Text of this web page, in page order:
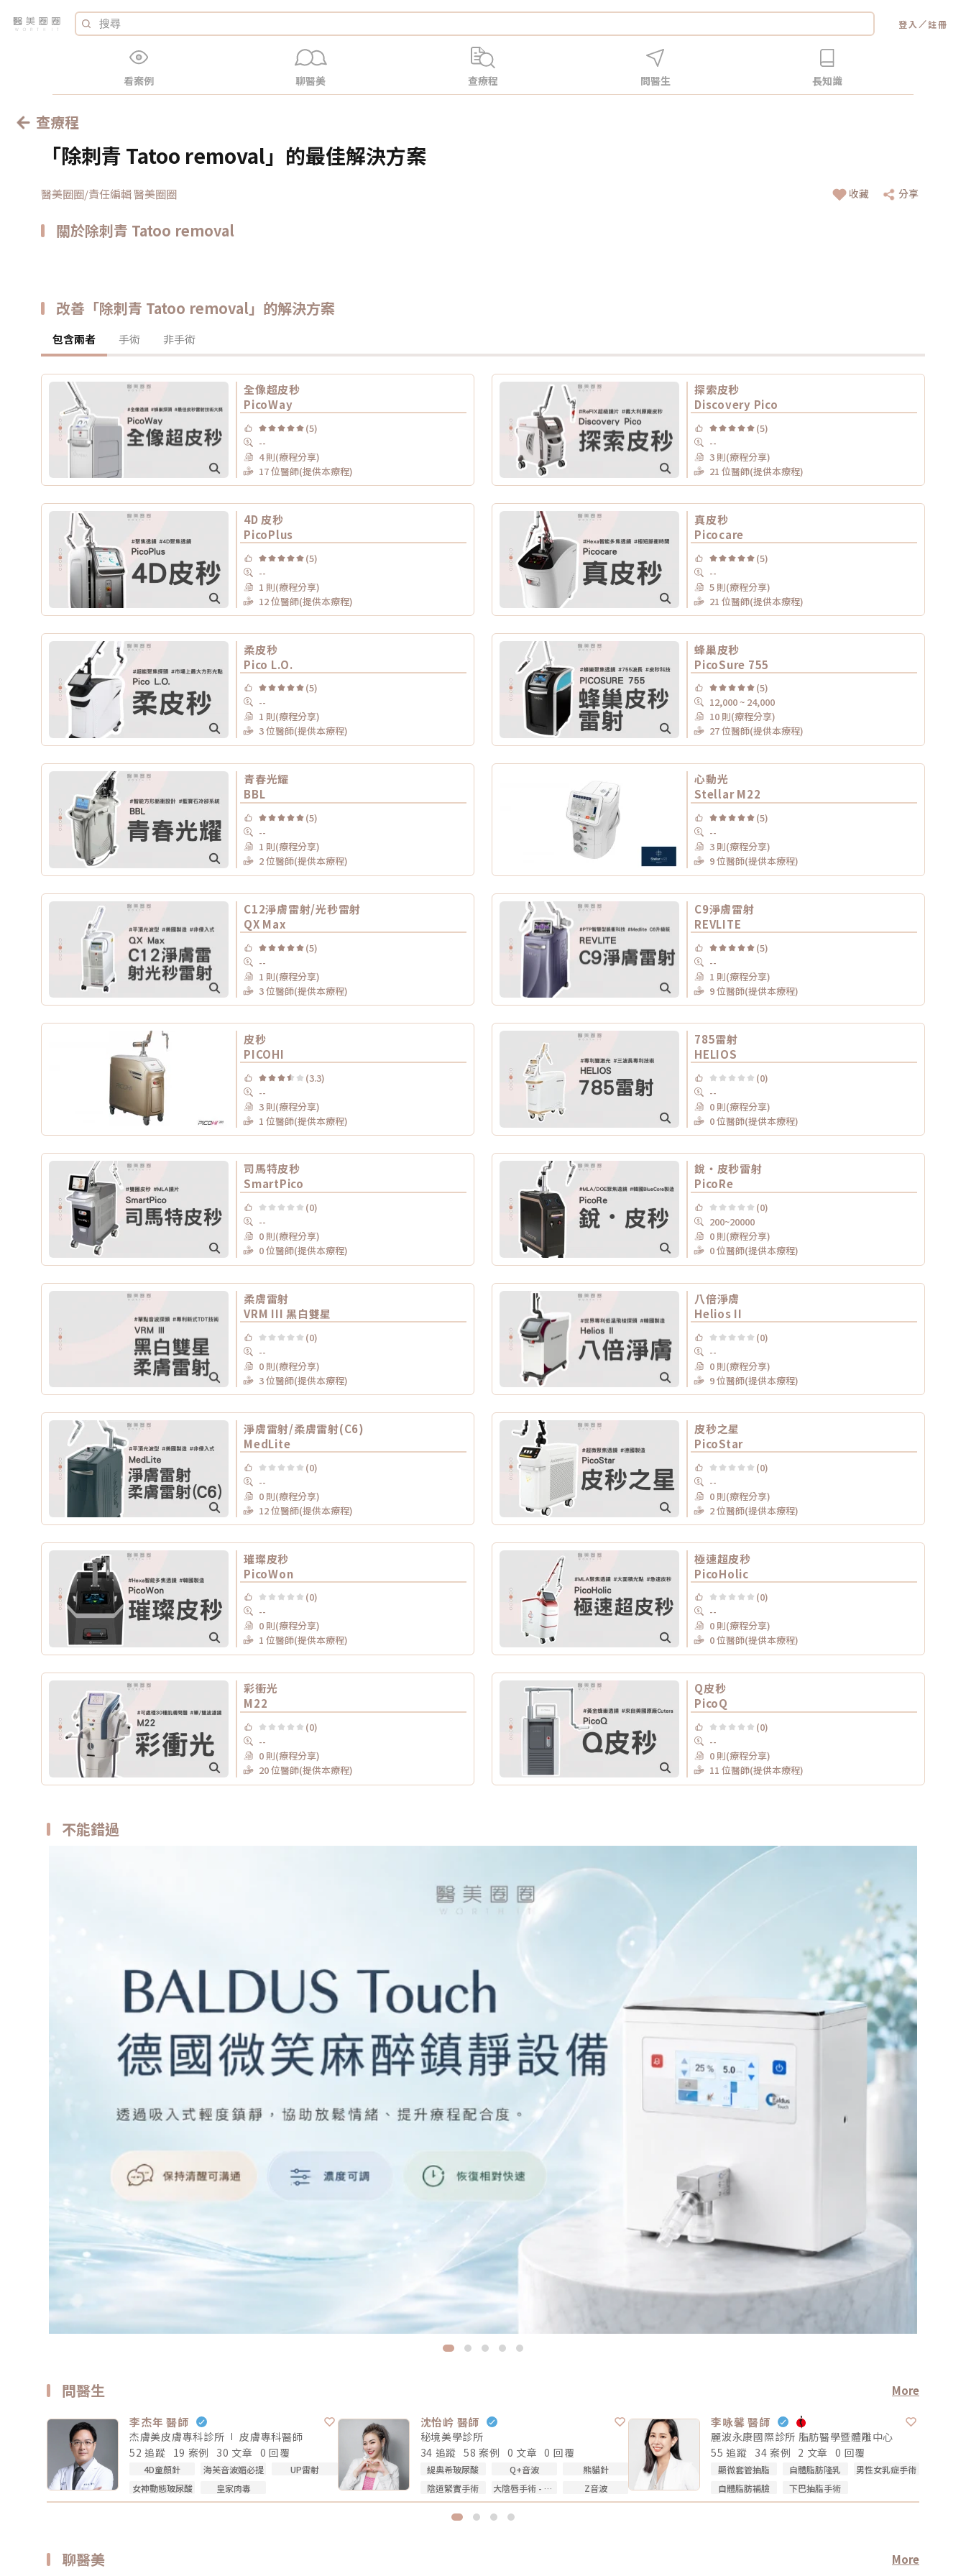
登入 ／註冊
看案例 聊醫美 查療程 問醫生 長知識
查療程
「除刺青 Tatoo removal」的最佳解決方案
醫美圈圈/責任編輯 醫美圈圈 收藏 分享
關於除刺青 Tatoo removal
改善「除刺青 Tatoo removal」的解決方案
包含兩者 手術 非手術
全像超皮秒
PicoWay
(5)
--
4 則(療程分享)
17 位醫師(提供本療程)
探索皮秒
Discovery Pico
(5)
--
3 則(療程分享)
21 位醫師(提供本療程)
4D 皮秒
PicoPlus
(5)
--
1 則(療程分享)
12 位醫師(提供本療程)
真皮秒
Picocare
(5)
--
5 則(療程分享)
21 位醫師(提供本療程)
柔皮秒
Pico L.O.
(5)
--
1 則(療程分享)
3 位醫師(提供本療程)
蜂巢皮秒
PicoSure 755
(5)
12,000 ~ 24,000
10 則(療程分享)
27 位醫師(提供本療程)
青春光耀
BBL
(5)
--
1 則(療程分享)
2 位醫師(提供本療程)
心動光
Stellar M22
(5)
--
3 則(療程分享)
9 位醫師(提供本療程)
C12淨膚雷射/光秒雷射
QX Max
(5)
--
1 則(療程分享)
3 位醫師(提供本療程)
C9淨膚雷射
REVLITE
(5)
--
1 則(療程分享)
9 位醫師(提供本療程)
皮秒
PICOHI
(3.3)
--
3 則(療程分享)
1 位醫師(提供本療程)
785雷射
HELIOS
(0)
--
0 則(療程分享)
0 位醫師(提供本療程)
司馬特皮秒
SmartPico
(0)
--
0 則(療程分享)
0 位醫師(提供本療程)
銳・皮秒雷射
PicoRe
(0)
200~20000
0 則(療程分享)
0 位醫師(提供本療程)
柔膚雷射
VRM III 黑白雙星
(0)
--
0 則(療程分享)
3 位醫師(提供本療程)
八倍淨膚
Helios II
(0)
--
0 則(療程分享)
9 位醫師(提供本療程)
淨膚雷射/柔膚雷射(C6)
MedLite
(0)
--
0 則(療程分享)
12 位醫師(提供本療程)
皮秒之星
PicoStar
(0)
--
0 則(療程分享)
2 位醫師(提供本療程)
璀璨皮秒
PicoWon
(0)
--
0 則(療程分享)
1 位醫師(提供本療程)
極速超皮秒
PicoHolic
(0)
--
0 則(療程分享)
0 位醫師(提供本療程)
彩衝光
M22
(0)
--
0 則(療程分享)
20 位醫師(提供本療程)
Q皮秒
PicoQ
(0)
--
0 則(療程分享)
11 位醫師(提供本療程)
不能錯過
問醫生 More
李杰年 醫師
杰膚美皮膚專科診所 皮膚專科醫師
52 追蹤 19 案例 30 文章 0 回覆
4D童顏針 海芙音波媚必提
UP雷射
女神動態玻尿酸
皇家肉毒
沈怡岒 醫師
秘境美學診所
34 追蹤 58 案例 0 文章 0 回覆
緹奧希玻尿酸 Q+音波
熊貓針
陰道緊實手術
大陰唇手術 - 填補乾扁皺摺 Z音波
李咏馨 醫師
麗波永康國際診所 脂肪醫學暨體雕中心
55 追蹤 34 案例 2 文章 0 回覆
顯微套管抽脂 自體脂肪隆乳
男性女乳症手術
自體脂肪補臉
下巴抽脂手術
聊醫美 More